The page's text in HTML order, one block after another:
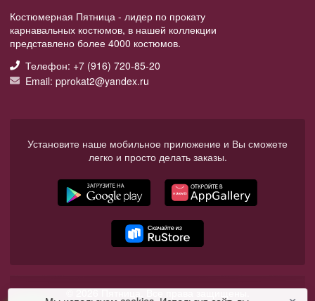
Костюмерная Пятница - лидер по прокату
карнавальных костюмов, в нашей коллекции
представлено более 4000 костюмов.
Телефон: +7 (916) 720-85-20
Email: pprokat2@yandex.ru
Установите наше мобильное приложение и Вы сможете
легко и просто делать заказы.
© 2026 Пятница. Все права защищены.